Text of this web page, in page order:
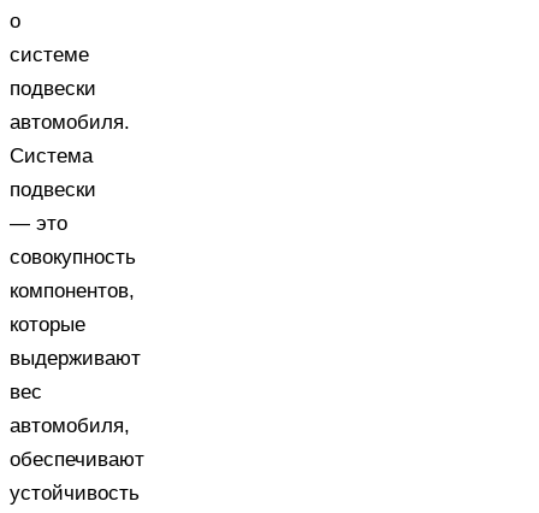
о
системе
подвески
автомобиля.
Система
подвески
— это
совокупность
компонентов,
которые
выдерживают
вес
автомобиля,
обеспечивают
устойчивость